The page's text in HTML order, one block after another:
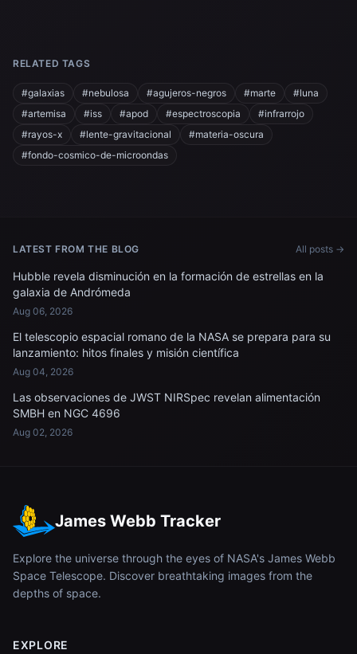
RELATED TAGS
#galaxias #nebulosa #agujeros-negros #marte
#luna
#artemisa
#iss #apod #espectroscopia
#infrarrojo
#rayos-x
#lente-gravitacional
#materia-oscura
#fondo-cosmico-de-microondas
LATEST FROM THE BLOG All posts →
Hubble revela disminución en la formación de estrellas en la
galaxia de Andrómeda
Aug 06, 2026
El telescopio espacial romano de la NASA se prepara para su
lanzamiento: hitos finales y misión científica
Aug 04, 2026
Las observaciones de JWST NIRSpec revelan alimentación
SMBH en NGC 4696
Aug 02, 2026
James Webb Tracker
Explore the universe through the eyes of NASA's James Webb
Space Telescope. Discover breathtaking images from the
depths of space.
EXPLORE